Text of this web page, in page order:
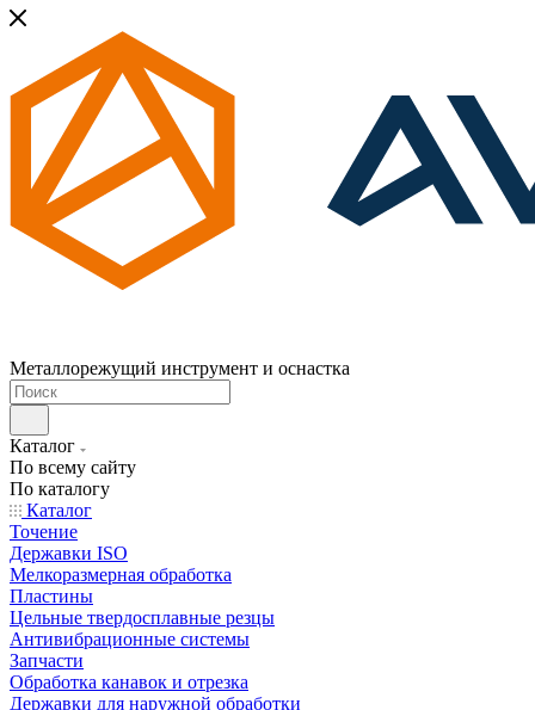
Металлорежущий инструмент и оснастка
Каталог
По всему сайту
По каталогу
Каталог
Точение
Державки ISO
Мелкоразмерная обработка
Пластины
Цельные твердосплавные резцы
Антивибрационные системы
Запчасти
Обработка канавок и отрезка
Державки для наружной обработки